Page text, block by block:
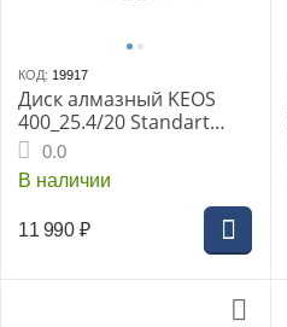
КОД: 19917
Диск алмазный KEOS
400_25.4/20 Standart
сегментный (асфальт)
(DBA02.400S)
0.0
В наличии
11 990 ₽